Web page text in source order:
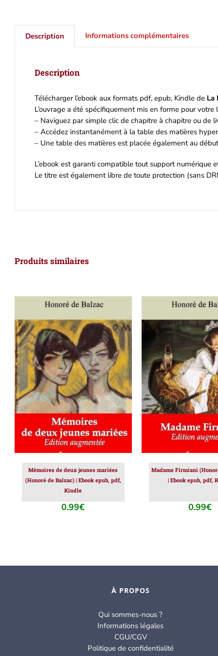
Description Informations complémentaires
Description
Télécharger l’ebook aux formats pdf, epub, Kindle de La
L’ouvrage a été spécifiquement mis en forme pour votre
– Naviguez par simple clic de chapitre à chapitre ou de
– Accédez instantanément à la table des matières
– Une table des matières est placée également au
L’ebook est garanti compatible tout support
Le titre est également libre de toute protection (sans
Produits similaires
AJOUTER AU PANIER
/
DÉTAILS
Mémoires de deux jeunes mariées
(Honoré de Balzac) | Ebook epub, pdf,
Kindle
0.99€
AJOUTER AU
DÉTAILS
Madame Firmiani
| Ebook epub, pdf,
0.99€
À PROPOS
Qui sommes-nous ?
Informations légales
CGU/CGV
Politique de confidentialité